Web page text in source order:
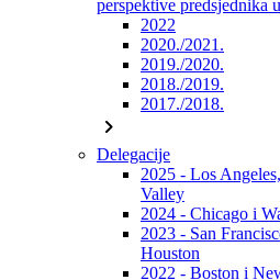
perspektive predsjednika
2022
2020./2021.
2019./2020.
2018./2019.
2017./2018.
chevron_right
Delegacije
2025 - Los
Valley
2024 - Chicago i
2023 - San
Houston
2022 - Boston i